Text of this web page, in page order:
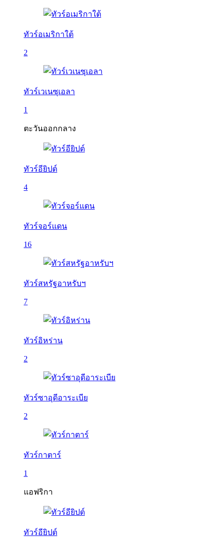
ทัวร์อเมริกาใต้
2
ทัวร์เวเนซุเอลา
1
ตะวันออกกลาง
ทัวร์อียิปต์
4
ทัวร์จอร์แดน
16
ทัวร์สหรัฐอาหรับฯ
7
ทัวร์อิหร่าน
2
ทัวร์ซาอุดีอาระเบีย
2
ทัวร์กาตาร์
1
แอฟริกา
ทัวร์อียิปต์